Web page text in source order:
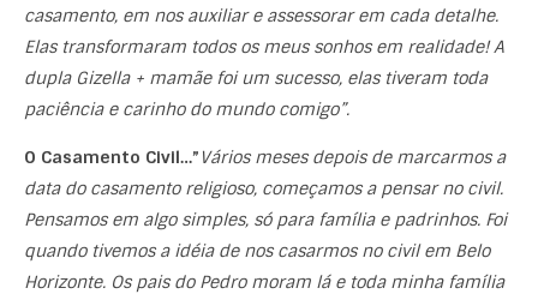
casamento, em nos auxiliar e assessorar em cada detalhe.
Elas transformaram todos os meus sonhos em realidade! A
dupla Gizella + mamãe foi um sucesso, elas tiveram toda
paciência e carinho do mundo comigo”.
O Casamento Civil…” Vários meses depois de marcarmos a
data do casamento religioso, começamos a pensar no civil.
Pensamos em algo simples, só para família e padrinhos. Foi
quando tivemos a idéia de nos casarmos no civil em Belo
Horizonte. Os pais do Pedro moram lá e toda minha família